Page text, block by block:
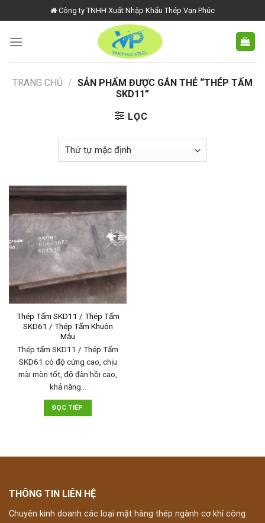
to
content
Công ty TNHH Xuất Nhập Khẩu Thép Vạn Phúc
TRANG CHỦ / SẢN PHẨM ĐƯỢC GẮN THẺ “THÉP TẤM
SKD11”
LỌC
Thép Tấm SKD11 / Thép Tấm
SKD61 / Thép Tấm Khuôn
Mẫu
Thép tấm SKD11 / Thép Tấm
SKD61 có độ cứng cao, chịu
mài mòn tốt, độ đàn hồi cao,
khả năng…
ĐỌC TIẾP
THÔNG TIN LIÊN HỆ
Chuyên kinh doanh các loại mặt hàng thép ngành cơ khí công